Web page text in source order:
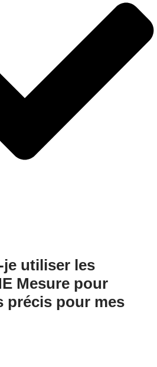
utiliser les
Mesure pour
précis pour mes